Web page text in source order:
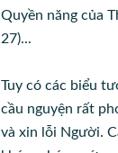
Quyền năng của
27)...
Tuy có các biểu
cầu nguyện rất
và xin lỗi Người.